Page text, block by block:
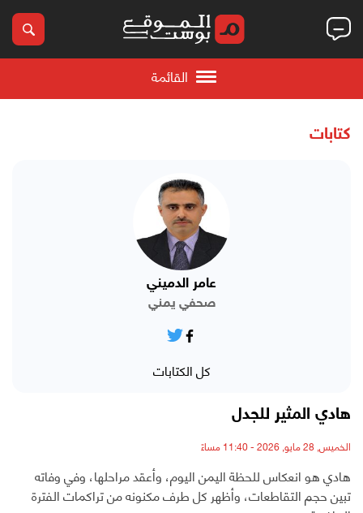
القائمة
كتابات
عامر الدميني
صحفي يمني
كل الكتابات
هادي المثير للجدل
الخميس, 28 مايو, 2026 - 11:40 مساءً
هادي هو انعكاس للحظة اليمن اليوم، وأعقد مراحلها، وفي وفاته
تبين حجم التقاطعات، وأظهر كل طرف مكنونه من تراكمات الفترة